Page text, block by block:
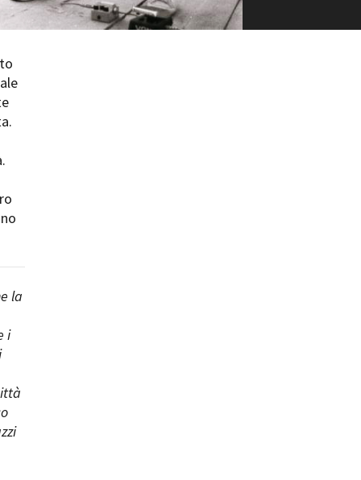
- Nuovo utente
- Scuola e Lavoro
Economici per
lavori in economia
la
i